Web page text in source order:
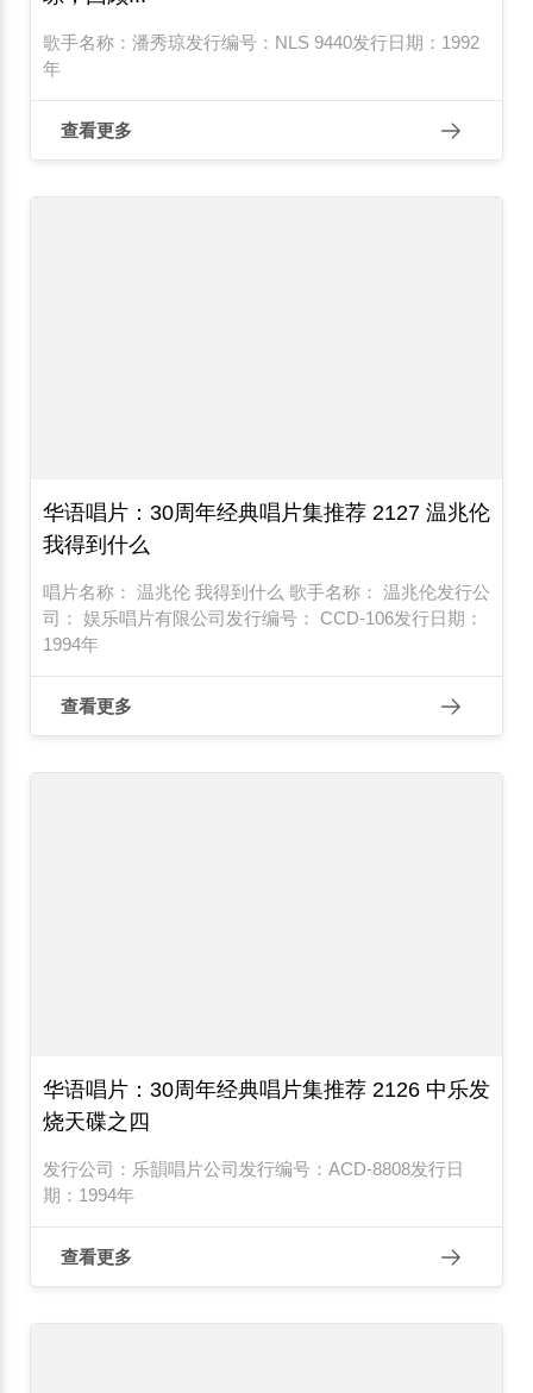
歌手名称：潘秀琼发行编号：NLS 9440发行日期：1992
年
查看更多
华语唱片：30周年经典唱片集推荐 2127 温兆伦
我得到什么
唱片名称： 温兆伦 我得到什么 歌手名称： 温兆伦发行公
司： 娱乐唱片有限公司发行编号： CCD-106发行日期：
1994年
查看更多
华语唱片：30周年经典唱片集推荐 2126 中乐发
烧天碟之四
发行公司：乐韻唱片公司发行编号：ACD-8808发行日
期：1994年
查看更多